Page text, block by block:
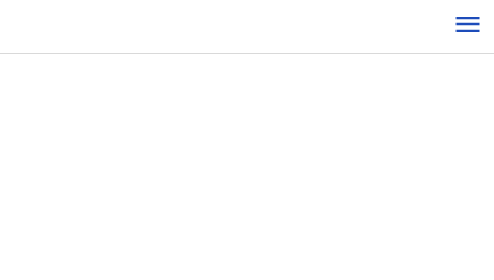
konten